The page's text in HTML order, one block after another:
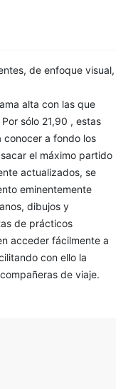
de enfoque visual,
alta con las que
sólo 21,90 , estas
conocer a fondo los
el máximo partido
actualizados, se
eminentemente
dibujos y
de prácticos
acceder fácilmente a
con ello la
de viaje.